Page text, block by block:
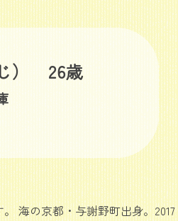
） 26歳
海の京都・与謝野町出身。